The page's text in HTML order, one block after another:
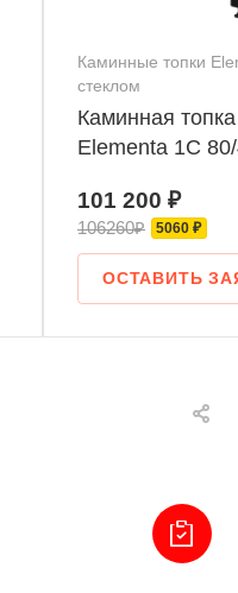
Каминные топки
стеклом
Каминная топка
Elementa 1С
101 200 ₽
106260₽ 5060 ₽
ОСТАВИТЬ